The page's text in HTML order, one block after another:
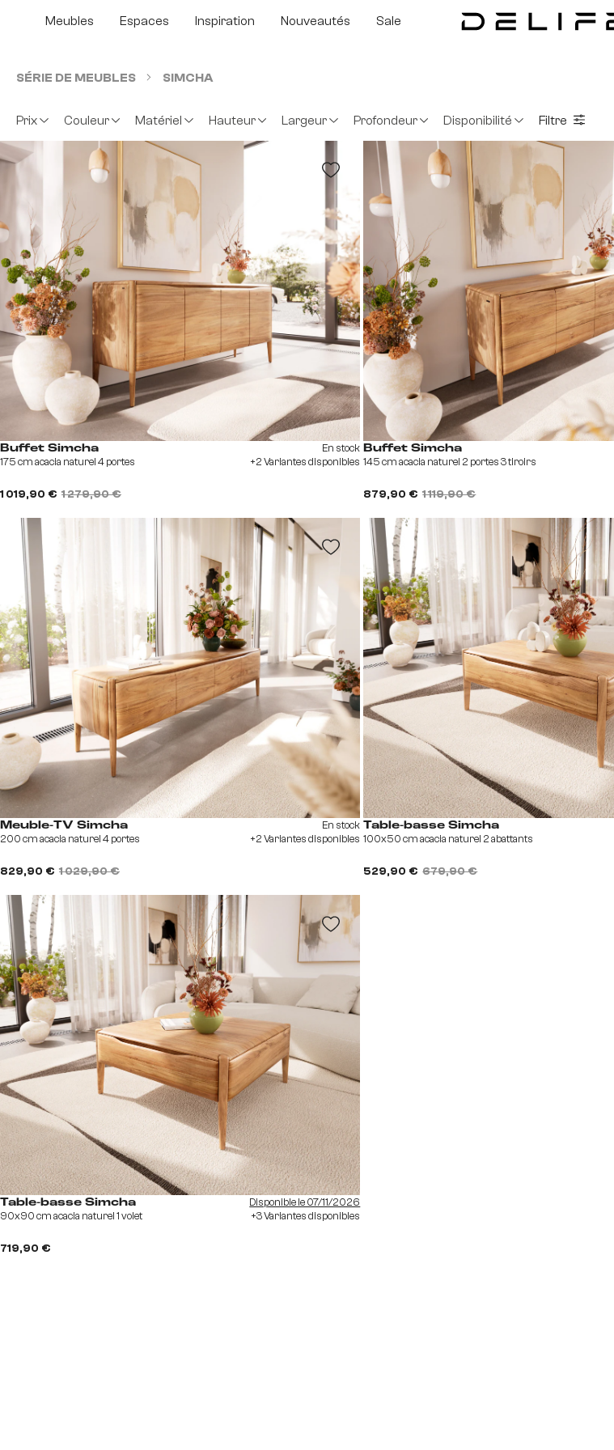
au contenu principal
Passer à la recherche
Passer à la navigation principale
Meubles Espaces Inspiration Nouveautés Sale
SÉRIE DE MEUBLES SIMCHA
Prix Couleur Matériel Hauteur Largeur Profondeur Disponibilité Filtre
Buffet Simcha
175 cm acacia naturel 4 portes
1 019,90 € 1 279,90 €
En stock
+2 Variantes disponibles
Buffet Simcha
145 cm acacia naturel 2 portes 3 tiroirs
879,90 € 1 119,90 €
Meuble-TV Simcha
200 cm acacia naturel 4 portes
829,90 € 1 029,90 €
En stock
+2 Variantes disponibles
Table-basse Simcha
100x50 cm acacia naturel 2 abattants
529,90 € 679,90 €
Table-basse Simcha
90x90 cm acacia naturel 1 volet
719,90 €
Disponible le 07/11/2026
+3 Variantes disponibles